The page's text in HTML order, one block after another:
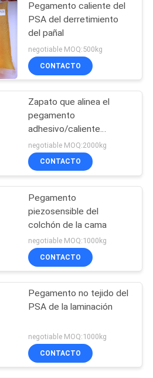
Pegamento caliente del
PSA del derretimiento
del pañal
negotiable MOQ:500kg
CONTACTO
Zapato que alinea el
pegamento
adhesivo/caliente
caliente del
derretimiento del Psa del
derretimiento para la
negotiable MOQ:2000kg
CONTACTO
Pegamento
piezosensible del
colchón de la cama
negotiable MOQ:1000kg
CONTACTO
Pegamento no tejido del
PSA de la laminación
negotiable MOQ:1000kg
CONTACTO